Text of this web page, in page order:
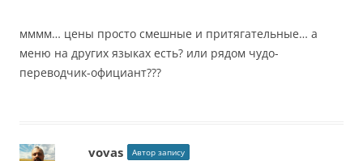
мммм… цены просто смешные и притягательные… а
меню на других языках есть? или рядом чудо-
переводчик-официант???
vovas Автор запису